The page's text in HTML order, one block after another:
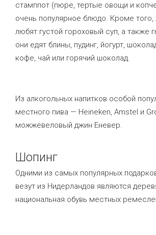
стамппот (пюре, тертые овощи и
очень популярное блюдо. Кроме
любят густой гороховый суп, а также
они едят блины, пудинг, йогурт,
кофе, чай или горячий шоколад.
Из алкогольных напитков особой
местного пива — Heineken, Amstel и
можжевеловый джин Еневер.
Шопинг
Одними из самых популярных
везут из Нидерландов являются
национальная обувь местных